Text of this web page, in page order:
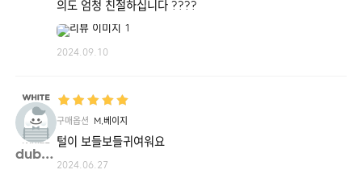
의도 엄청 친절하십니다 ????
2024.09.10
dubid**
구매옵션 M,베이지
털이 보들보들귀여워요
2024.06.27